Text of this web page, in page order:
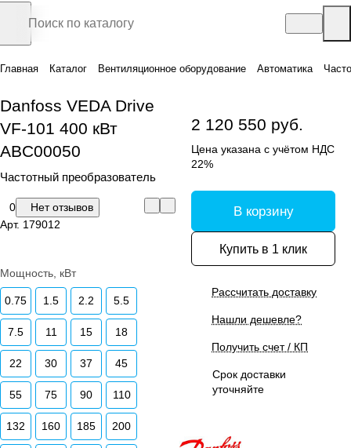
Главная Каталог Вентиляционное оборудование Автоматика
Danfoss VEDA Drive
VF-101 400 кВт
ABC00050
Частотный преобразователь
0
Нет отзывов
Арт. 179012
Мощность, кВт
0.75 1.5 2.2 5.5
7.5 11 15 18
22 30 37 45
55 75 90 110
132 160 185 200
2 120 550 руб.
Цена указана с учётом НДС
22%
В корзину
Купить в 1 клик
Рассчитать доставку
Нашли дешевле?
Получить счет / КП
Срок доставки
уточняйте